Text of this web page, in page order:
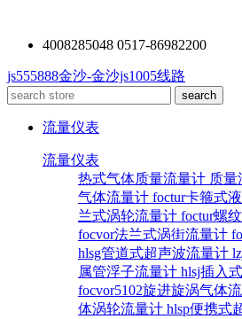
4008285048 0517-86982200
js555888金沙-金沙js1005线路
流量仪表
流量仪表
热式气体质量流量计 质量
气体流量计 foctur卡箍式
兰式涡轮流量计 foctur螺
focvor法兰式涡街流量计
hlsg管道式超声波流量计
属管浮子流量计 hlsj插入
focvor5102旋进旋涡气体
体涡轮流量计 hlsp便携式